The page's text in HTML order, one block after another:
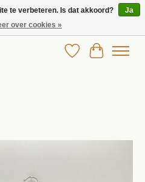
kinderkleding!
Verlanglijst
te verbeteren. Is dat akkoord?
Ja
over cookies »